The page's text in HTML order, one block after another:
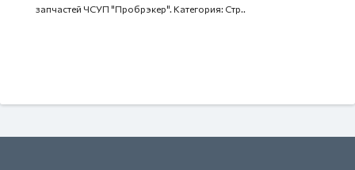
запчастей ЧСУП "Пробрэкер". Категория: Стр..